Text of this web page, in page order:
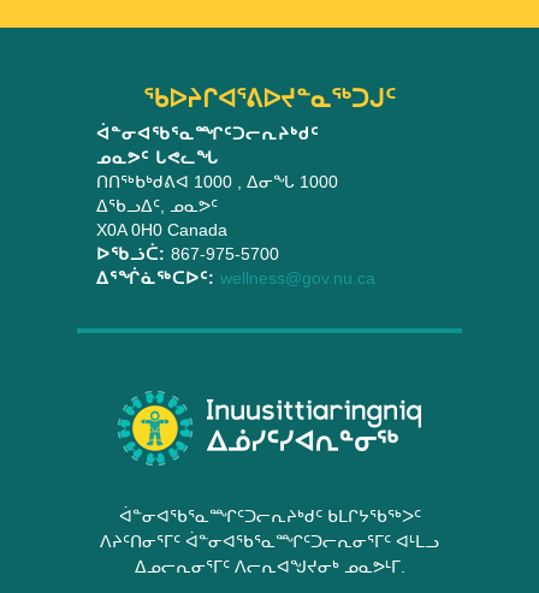
ᐋᓐᓂᐊᖃᕐᓇᙱᑦᑐᓕᕆᔨᒃᑯᑦ ᑲᒪᒋᔭᖃᖅᐳᑦ
ᐱᔨᑦᑎᓂᕐᒥᑦ ᐋᓐᓂᐊᖃᕐᓇᙱᑦᑐᓕᕆᓂᕐᒥᑦ ᐊᒻᒪᓗ
ᐃᓄᓕᕆᓂᕐᒥᑦ ᐱᓕᕆᐊᖑᔪᓂᒃ ᓄᓇᕗᒻᒥ.
ᖃᐅᔨᒋᐊᕐᕕᐅᔪᓐᓇᖅᑐᒍᑦ
ᐋᓐᓂᐊᖃᕐᓇᙱᑦᑐᓕᕆᔨᒃᑯᑦ
ᓄᓇᕗᑦ ᒐᕙᓚᖓ
ᑎᑎᖅᑲᒃᑯᕕᐊ 1000
, ᐃᓂᖓ 1000
ᐃᖃᓗᐃᑦ
ᓄᓇᕗᑦ
X0A 0H0 Canada
ᐅᖃᓘᑖ: 867-975-5700
ᐃᕐᖐᓈᖅᑕᐅᑦ: wellness@gov.nu.ca